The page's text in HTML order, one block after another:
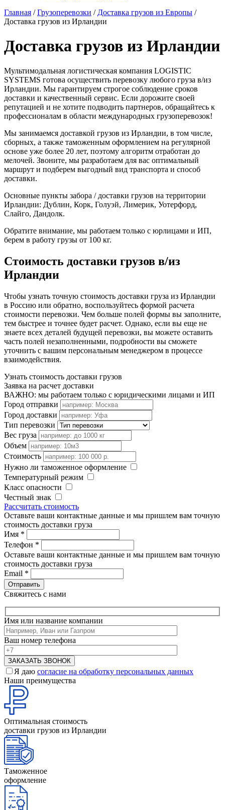
Главная /Грузоперевозки / Доставка грузов из Европы /
Доставка грузов из Ирландии
Доставка грузов из Ирландии
Мультимодальная логистическая компания LOGISTIC
SYSTEMS готова осуществить перевозку любого груза в/из
Ирландии. Мы гарантируем строгое соблюдение сроков
доставки и качественный сервис. Если дорожите своей
репутацией и не хотите подводить партнеров, обращайтесь к
профессионалам в области международных грузоперевозок!
Мы занимаемся доставкой грузов из Ирландии, в том числе,
сборных, а также таможенным оформлением на регулярной
основе уже более 20 лет, поэтому алгоритм отработан до
мелочей. Звоните, мы разработаем для вас оптимальный
маршрут и подберем выгодный вид транспорта и способ
доставки.
Основные пункты забора / доставки грузов на территории
Ирландии: Дублин, Корк, Голуэй, Лимерик, Уотерфорд,
Слайго, Дандолк.
Обратите внимание, мы работаем только с юрлицами и ИП,
берем в работу грузы от 100 кг.
Стоимость доставки грузов в/из
Ирландии
Чтобы узнать точную стоимость доставки груза из Ирландии
в Россию или обратно, воспользуйтесь формой расчета
стоимости перевозки. Чем больше полей формы вы заполните,
тем быстрее и точнее будет расчет. Однако, если вы еще не
знаете всех деталей будущей перевозки, вы можете оставить
часть полей незаполненными, подробности вы сможете
уточнить с вашим персональным менеджером в процессе
взаимодействия.
Узнать стоимость доставки грузов
Заявка на расчет доставки
ВАЖНО: мы работаем только с юридическими лицами и ИП
Город отправки
Город доставки
Тип перевозки
Вес груза
Объем
Стоимость
Нужно ли таможенное оформление
Температурный режим
Класс опасности
Честный знак
Рассчитать стоимость
Оставьте ваши контактные данные и мы пришлем вам точную
стоимость доставки груза
Имя *
Телефон *
Оставьте ваши контактные данные и мы пришлем вам точную
стоимость доставки груза
Email *
Свяжитесь с нами
Имя или название компании
Ваш номер телефона
Я даю согласие на обработку персональных данных
Наши преимущества
Оптимальная стоимость
доставки грузов из Ирландии
Таможенное
оформление